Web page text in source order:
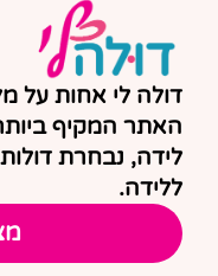
דולה לי אחות על
האתר המקיף
לידה, נבחרת
ללידה.